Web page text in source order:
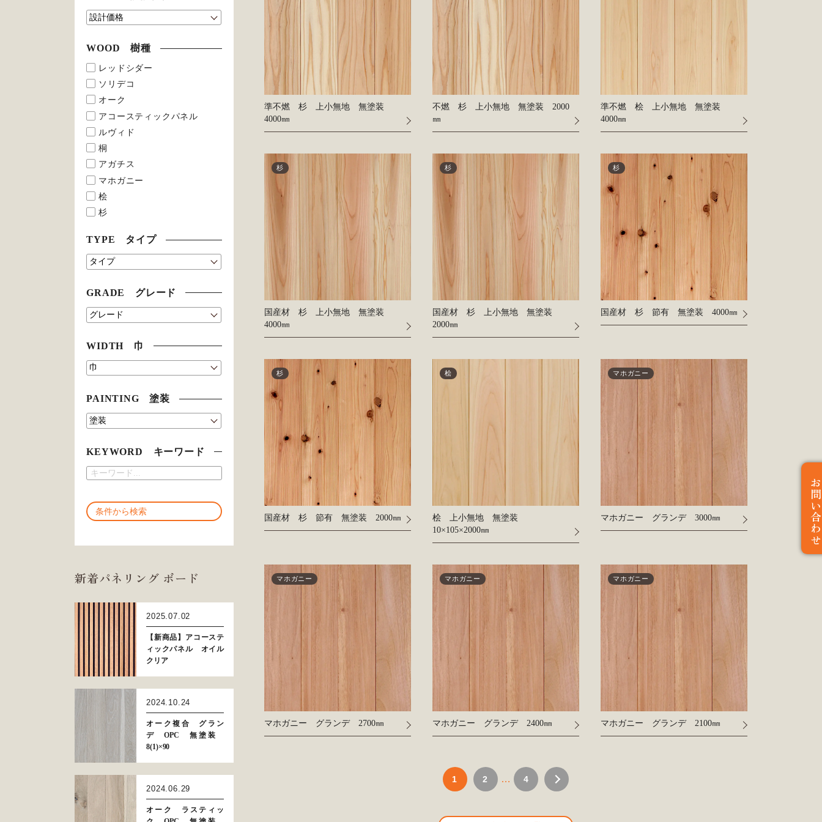
準不燃 杉 上小無地 無塗装
4000㎜
不燃 杉 上小無地 無塗装 2000
㎜
準不燃 桧 上小無地 無塗装
4000㎜
杉
国産材 杉 上小無地 無塗装
4000㎜
杉
国産材 杉 上小無地 無塗装
2000㎜
杉
国産材 杉 節有 無塗装 4000㎜
杉
国産材 杉 節有 無塗装 2000㎜
桧
桧 上小無地 無塗装
10×105×2000㎜
マホガニー
マホガニー グランデ 3000㎜
マホガニー
マホガニー グランデ 2700㎜
マホガニー
マホガニー グランデ 2400㎜
マホガニー
マホガニー グランデ 2100㎜
1 2 … 4
WOOD 樹種
レッドシダー
ソリデコ
オーク
アコースティックパネル
ルヴィド
桐
アガチス
マホガニー
桧
杉
TYPE タイプ
GRADE グレード
WIDTH 巾
PAINTING 塗装
KEYWORD キーワード
新着パネリング ボード
2025.07.02
【新商品】アコーステ
ィックパネル オイル
クリア
2024.10.24
オーク複合 グラン
デ OPC 無塗装
8(1)×90
2024.06.29
オーク ラスティッ
お問